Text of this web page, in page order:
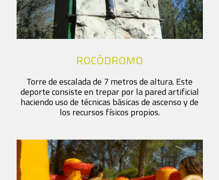
ROCÓDROMO
Torre de escalada de 7 metros de altura. Este
deporte consiste en trepar por la pared artificial
haciendo uso de técnicas básicas de ascenso y de
los recursos físicos propios.